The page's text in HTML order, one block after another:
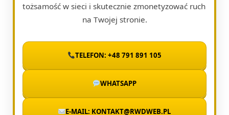
tożsamość w sieci i skutecznie zmonetyzować ruch
na Twojej stronie.
TELEFON: +48 791 891 105
WHATSAPP
E-MAIL: KONTAKT@RWDWEB.PL